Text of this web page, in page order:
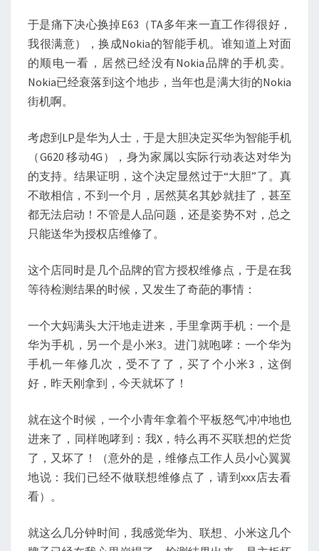
于是痛下决心换掉E63（TA多年来一直工作得很好，
我很满意），换成Nokia的智能手机。谁知道上对面
的顺电一看，居然已经没有Nokia品牌的手机卖。
Nokia已经衰落到这个地步，当年也是满大街的Nokia
街机啊。
考虑到LP是华为人士，于是大胆决定买华为智能手机
（G620 移动4G），身为家属以实际行动表达对华为
的支持。结果证明，这个决定显然过于“大胆”了。真
不敢相信，不到一个月，居然莫名其妙就挂了，甚至
都无法启动！不管是人品问题，还是姿势不对，总之
只能送华为授权店维修了。
这个店同时是几个品牌的官方授权维修点，于是在我
等待检测结果的时候，又发生了奇葩的事情：
一个大妈满头大汗地走进来，手里拿两手机：一个是
华为手机，另一个是小米3。进门就咆哮：一个华为
手机一年修几次，受不了了，买了个小米3，这倒
好，昨天刚拿到，今天就坏了！
就在这个时候，一个小青年拿着个平板怒气冲冲地也
进来了，同样咆哮到：我X，特么再不买联想的烂货
了，又坏了！（意外的是，维修点工作人员小心翼翼
地说：我们已经不做联想维修点了，请到xxx店去看
看）。
就这么几分钟时间，我感觉华为、联想、小米这几个